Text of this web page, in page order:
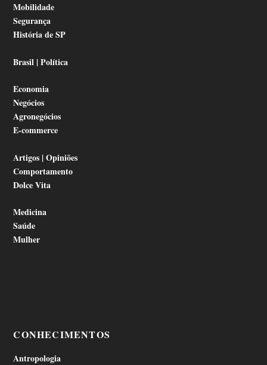
Mobilidade
Segurança
História de SP
Brasil | Política
Economia
Negócios
Agronegócios
E-commerce
Artigos | Opiniões
Comportamento
Dolce Vita
Medicina
Saúde
Mulher
CONHECIMENTOS
Antropologia